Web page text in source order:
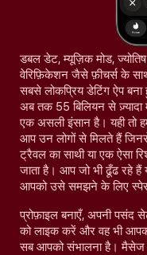
डबल डेट, म्यूज़िक मोड,
वेरिफ़िकेशन जैसे फ़ीचर्स के
सबसे लोकप्रिय डेटिंग ऐप
अब तक 55 बिलियन से
एक असली इंसान है। यही तो
आप उन लोगों से मिलते हैं
ट्रैवल का साथी या एक ऐसा
जाता है। आप जो भी ढूँढ रहे
आपको उसे समझने के लिए
प्रोफ़ाइल बनाएँ, अपनी
को लाइक करें और वह भी
सब आपको संभालना है। मैसेज